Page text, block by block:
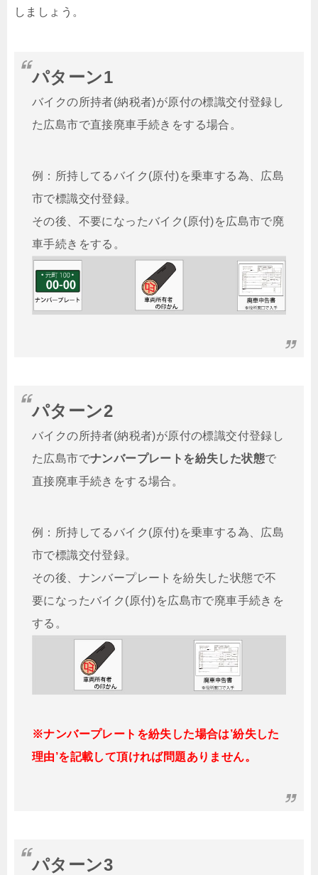
しましょう。
パターン1
バイクの所持者(納税者)が原付の標識交付登録し
た広島市で直接廃車手続きをする場合。
例：所持してるバイク(原付)を乗車する為、広島
市で標識交付登録。
その後、不要になったバイク(原付)を広島市で廃
車手続きをする。
パターン2
バイクの所持者(納税者)が原付の標識交付登録し
た広島市でナンバープレートを紛失した状態で
直接廃車手続きをする場合。
例：所持してるバイク(原付)を乗車する為、広島
市で標識交付登録。
その後、ナンバープレートを紛失した状態で不
要になったバイク(原付)を広島市で廃車手続きを
する。
※ナンバープレートを紛失した場合は’紛失した
理由’を記載して頂ければ問題ありません。
パターン3